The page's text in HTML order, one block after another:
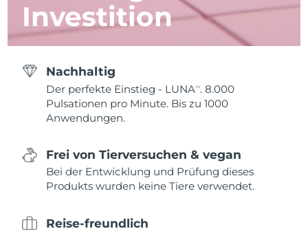
Investition
Nachhaltig
Der perfekte Einstieg - LUNATM . 8.000
Pulsationen pro Minute. Bis zu 1000
Anwendungen.
Frei von Tierversuchen & vegan
Bei der Entwicklung und Prüfung dieses
Produkts wurden keine Tiere verwendet.
Reise-freundlich